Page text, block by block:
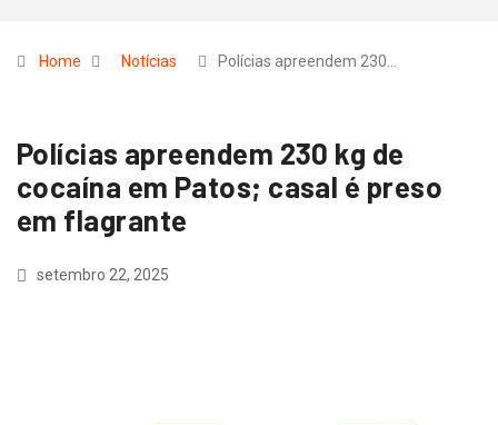
Home Notícias Polícias apreendem 230…
Polícias apreendem 230 kg de
cocaína em Patos; casal é preso
em flagrante
setembro 22, 2025